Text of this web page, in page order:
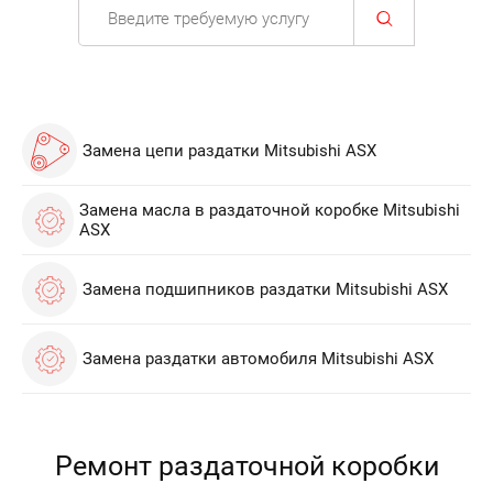
Замена цепи раздатки Mitsubishi ASX
Замена масла в раздаточной коробке Mitsubishi
ASX
Замена подшипников раздатки Mitsubishi ASX
Замена раздатки автомобиля Mitsubishi ASX
Ремонт раздаточной коробки